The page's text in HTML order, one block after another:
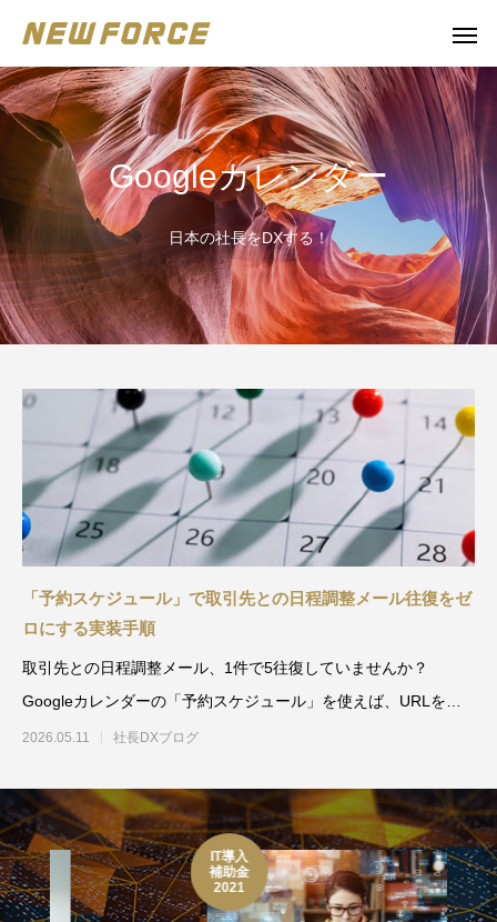
WEBコンテンツ
WEBマーケティング戦略立案
補助金
補助金の取得
Googleカレンダー
日本の社長をDXする！
「予約スケジュール」で取引先との日程調整メール往復をゼ
ロにする実装手順
取引先との日程調整メール、1件で5往復していませんか？
Googleカレンダーの「予約スケジュール」を使えば、URLを送
るだけで相手が空き枠を
2026.05.11 社長DXブログ
IT導入
補助金
2021